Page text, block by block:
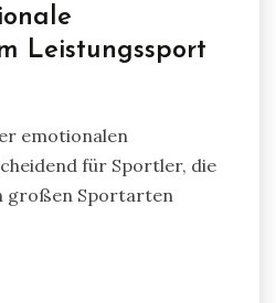
Leistungssport
emotionalen
für Sportler, die
großen Sportarten